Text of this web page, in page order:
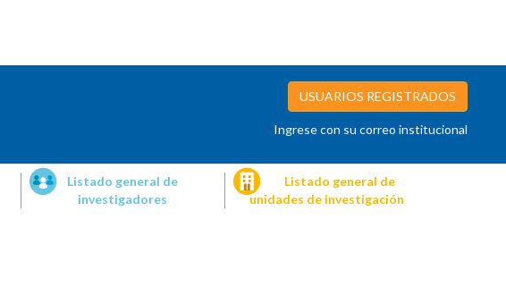
USUARIOS REGISTRADOS
Ingrese con su correo institucional
Listado general de
investigadores
Listado general de
unidades de investigación